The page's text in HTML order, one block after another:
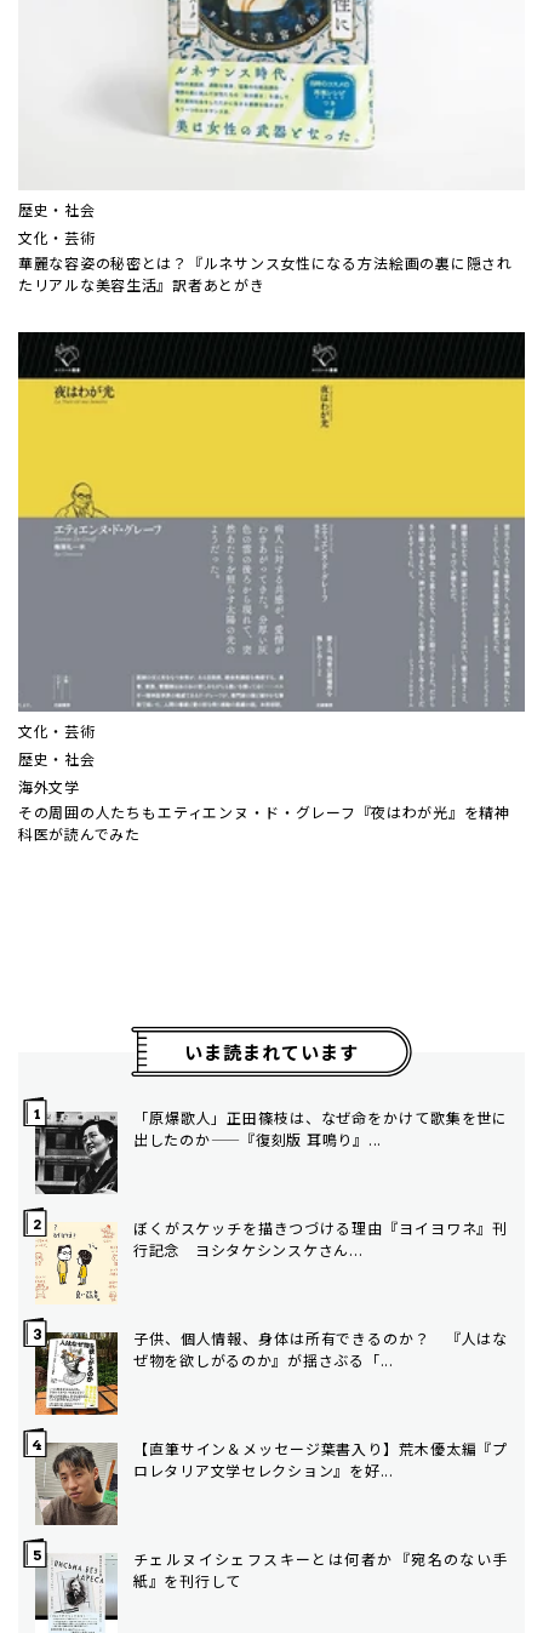
歴史・社会
文化・芸術
華麗な容姿の秘密とは？『ルネサンス女性になる方法――絵画の裏に隠され
たリアルな美容生活』訳者あとがき
文化・芸術
歴史・社会
海外文学
その周囲の人たちも――エティエンヌ・ド・グレーフ『夜はわが光』を精神
科医が読んでみた
いま読まれています
「原爆歌人」正田篠枝は、なぜ命をかけて歌集を世に
出したのか——『復刻版 耳鳴り』...
ぼくがスケッチを描きつづける理由――『ヨイヨワネ』刊
行記念 ヨシタケシンスケさん...
子供、個人情報、身体は所有できるのか？ 『人はな
ぜ物を欲しがるのか』が揺さぶる「...
【直筆サイン＆メッセージ葉書入り】荒木優太編『プ
ロレタリア文学セレクション』を好...
チェルヌイシェフスキーとは何者か――『宛名のない手
紙』を刊行して